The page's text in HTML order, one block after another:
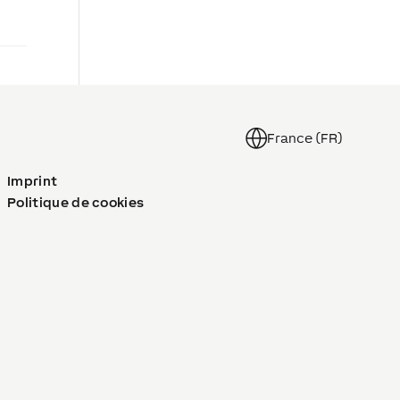
France (FR)
Imprint
Politique de cookies